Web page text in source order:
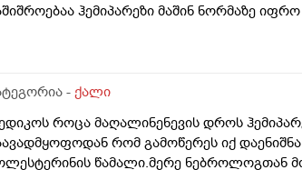
ჰემიპარეზი მაშინ ნორმაზე
- ქალი
როცა მაღალინენევის დროს
რომ გამოწერეს იქ
წამალი.მერე ნებროლოგთან